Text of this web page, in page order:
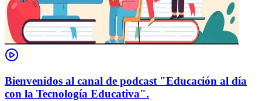
Bienvenidos al canal de podcast "Educación al día
con la Tecnología Educativa".